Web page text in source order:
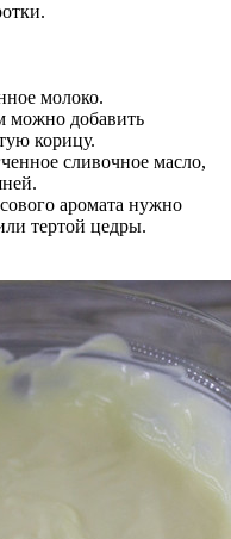
молоко.
можно добавить
корицу.
сливочное масло,
аромата нужно
тертой цедры.